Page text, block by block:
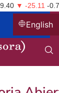
▼ -25.11 -
English